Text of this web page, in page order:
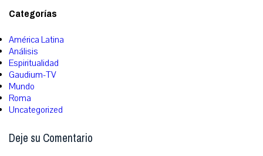
Categorías
América Latina
Análisis
Espiritualidad
Gaudium-TV
Mundo
Roma
Uncategorized
Deje su Comentario